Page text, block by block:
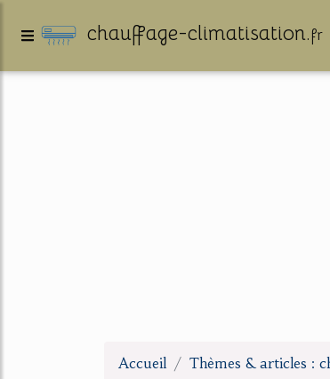
chauffage-climatisation.fr
Accueil Thèmes & articles :